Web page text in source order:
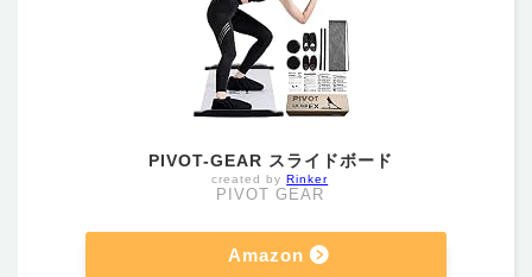
PIVOT-GEAR スライドボード
created byRinker
PIVOT GEAR
Amazon